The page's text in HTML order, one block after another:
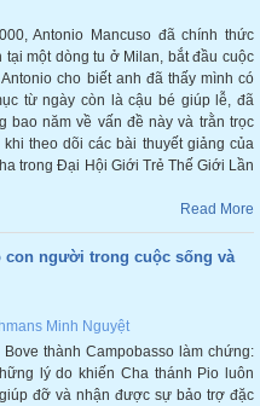
Antonio Mancuso đã chính thức
tại một dòng tu ở Milan, bắt đầu cuộc
cho biết anh đã thấy mình có
từ ngày còn là cậu bé giúp lễ, đã
bao năm về vấn đề này và trằn trọc
theo dõi các bài thuyết giảng của
trong Đại Hội Giới Trẻ Thế Giới Lần
Read More
con người trong cuộc sống và
Minh Nguyệt
thành Campobasso làm chứng:
lý do khiến Cha thánh Pio luôn
đỡ và nhận được sự bảo trợ đặc